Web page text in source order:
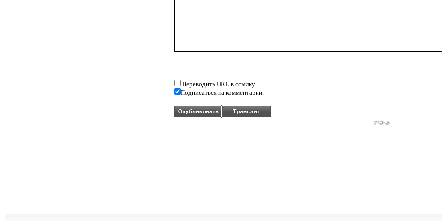
Переводить URL в ссылку
Подписаться на комментарии.